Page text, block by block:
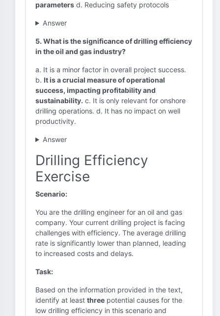
parameters d. Reducing safety protocols
Answer
5. What is the significance of drilling efficiency
in the oil and gas industry?
a. It is a minor factor in overall project success.
b. It is a crucial measure of operational
success, impacting profitability and
sustainability. c. It is only relevant for onshore
drilling operations. d. It has no impact on well
productivity.
Answer
Drilling Efficiency
Exercise
Scenario:
You are the drilling engineer for an oil and gas
company. Your current drilling project is facing
challenges with efficiency. The average drilling
rate is significantly lower than planned, leading
to increased costs and delays.
Task:
Based on the information provided in the text,
identify at least three potential causes for the
low drilling efficiency in this scenario and